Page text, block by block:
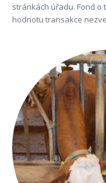
stránkách úřadu. Fond o
hodnotu transakce